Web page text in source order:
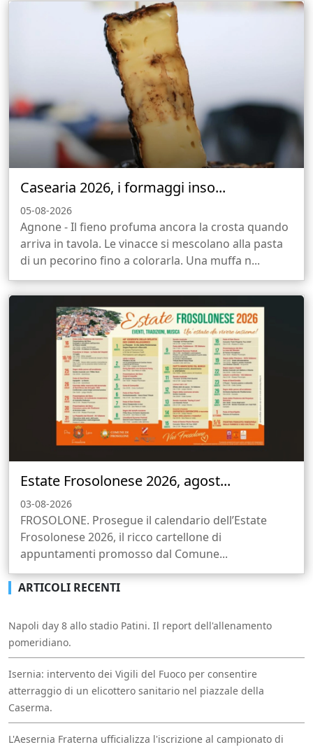
Casearia 2026, i formaggi inso...
05-08-2026
Agnone - Il fieno profuma ancora la crosta quando
arriva in tavola. Le vinacce si mescolano alla pasta
di un pecorino fino a colorarla. Una muffa n...
Estate Frosolonese 2026, agost...
03-08-2026
FROSOLONE. Prosegue il calendario dell’Estate
Frosolonese 2026, il ricco cartellone di
appuntamenti promosso dal Comune...
ARTICOLI RECENTI
Napoli day 8 allo stadio Patini. Il report dell'allenamento
pomeridiano.
Isernia: intervento dei Vigili del Fuoco per consentire
atterraggio di un elicottero sanitario nel piazzale della
Caserma.
L'Aesernia Fraterna ufficializza l'iscrizione al campionato di